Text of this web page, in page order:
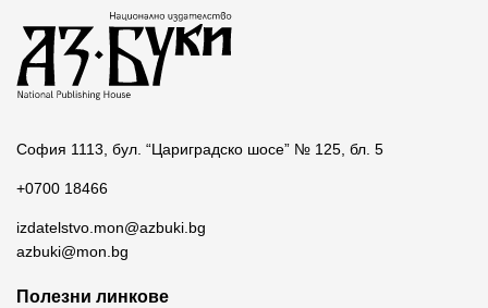
София 1113, бул. “Цариградско шосе” № 125, бл. 5
+0700 18466
izdatelstvo.mon@azbuki.bg
azbuki@mon.bg
Полезни линкове